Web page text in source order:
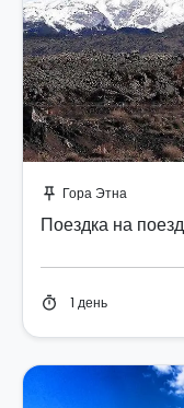
push_pin Гора Этна
Поездка на
timer 1 день